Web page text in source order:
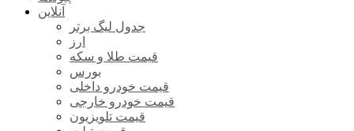
آنلاین
جدول لیگ برتر
ارز
قیمت طلا و سکه
بورس
قیمت خودرو داخلی
قیمت خودرو خارجی
قیمت تلویزیون